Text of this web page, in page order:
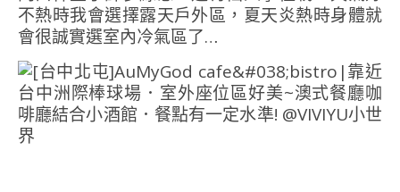
不熱時我會選擇露天戶外區，夏天炎熱時身體就
會很誠實選室內冷氣區了…